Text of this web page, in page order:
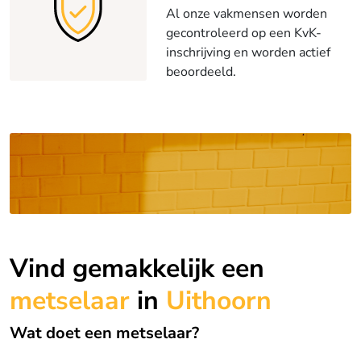
Al onze vakmensen worden
gecontroleerd op een KvK-
inschrijving en worden actief
beoordeeld.
Vind gemakkelijk een
metselaar in Uithoorn
Wat doet een metselaar?